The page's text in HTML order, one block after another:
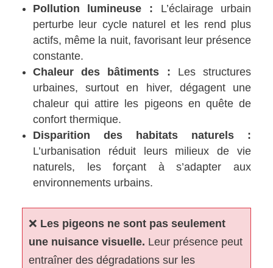
Pollution lumineuse : L’éclairage urbain
perturbe leur cycle naturel et les rend plus
actifs, même la nuit, favorisant leur présence
constante.
Chaleur des bâtiments : Les structures
urbaines, surtout en hiver, dégagent une
chaleur qui attire les pigeons en quête de
confort thermique.
Disparition des habitats naturels :
L’urbanisation réduit leurs milieux de vie
naturels, les forçant à s’adapter aux
environnements urbains.
❌ Les pigeons ne sont pas seulement
une nuisance visuelle. Leur présence peut
entraîner des dégradations sur les